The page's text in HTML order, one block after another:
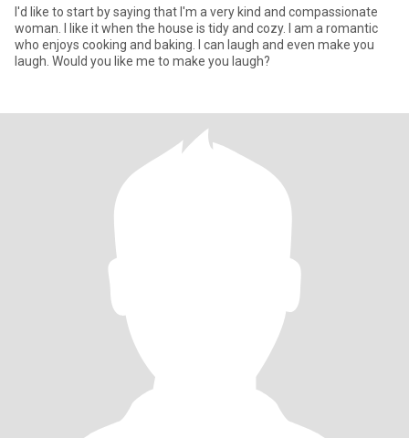
I'd like to start by saying that I'm a very kind and compassionate
woman. I like it when the house is tidy and cozy. I am a romantic
who enjoys cooking and baking. I can laugh and even make you
laugh. Would you like me to make you laugh?